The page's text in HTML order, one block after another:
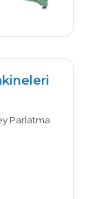
Parlatma